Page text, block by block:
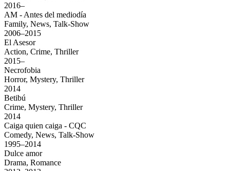
2016–
AM - Antes del mediodía
Family, News, Talk-Show
2006–2015
El Asesor
Action, Crime, Thriller
2015–
Necrofobia
Horror, Mystery, Thriller
2014
Betibú
Crime, Mystery, Thriller
2014
Caiga quien caiga - CQC
Comedy, News, Talk-Show
1995–2014
Dulce amor
Drama, Romance